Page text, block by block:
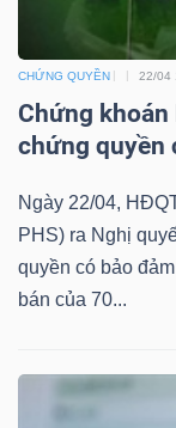
CHỨNG QUYỀN 22/04
Chứng khoán
chứng quyền
Ngày 22/04,
PHS) ra Nghị
quyền có bảo
bán của 70...
VỤ
TRUYỀN
THÔNG